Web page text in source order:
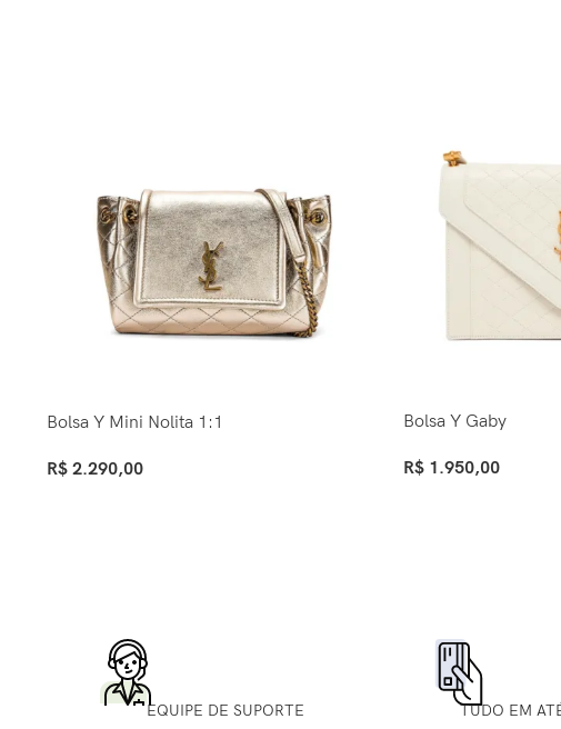
Bolsa Y Mini Nolita 1:1
R$ 2.290,00
Bolsa Y Gaby
R$ 1.950,00
EQUIPE DE SUPORTE TUDO EM